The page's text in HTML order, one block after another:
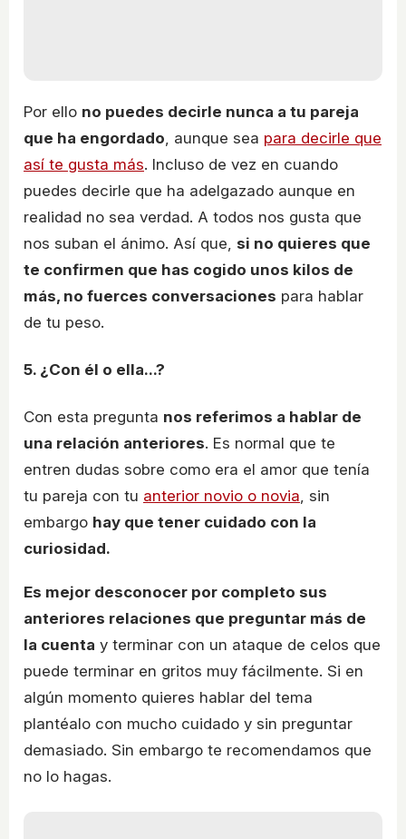
Por ello no puedes decirle nunca a tu pareja
que ha engordado, aunque sea para decirle que
así te gusta más. Incluso de vez en cuando
puedes decirle que ha adelgazado aunque en
realidad no sea verdad. A todos nos gusta que
nos suban el ánimo. Así que, si no quieres que
te confirmen que has cogido unos kilos de
más, no fuerces conversaciones para hablar
de tu peso.
5. ¿Con él o ella...?
Con esta pregunta nos referimos a hablar de
una relación anteriores. Es normal que te
entren dudas sobre como era el amor que tenía
tu pareja con tu anterior novio o novia , sin
embargo hay que tener cuidado con la
curiosidad.
Es mejor desconocer por completo sus
anteriores relaciones que preguntar más de
la cuenta y terminar con un ataque de celos que
puede terminar en gritos muy fácilmente. Si en
algún momento quieres hablar del tema
plantéalo con mucho cuidado y sin preguntar
demasiado. Sin embargo te recomendamos que
no lo hagas.